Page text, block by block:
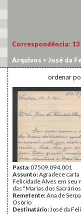
Correspondência: 13
Arquivos > José da
ordenar
Pasta:07509.094.001
Assunto:Agradece carta
Felicidade Alves em seu
das "Marias dos
Remetente:Ana de
Osório
Destinatário:José da